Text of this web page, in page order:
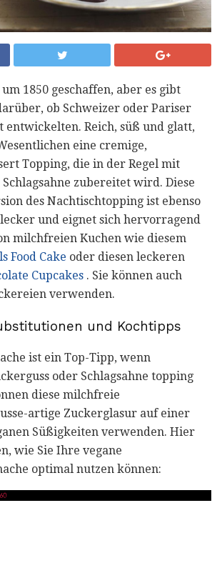
1850 geschaffen, aber es gibt
ob Schweizer oder Pariser
entwickelten. Reich, süß und glatt,
eine cremige,
Topping, die in der Regel mit
zubereitet wird. Diese
des Nachtischtopping ist ebenso
und eignet sich hervorragend
milchfreien Kuchen wie diesem
Food Cake oder diesen leckeren
Cupcakes . Sie können auch
verwenden.
und Kochtipps
ist ein Top-Tipp, wenn
oder Schlagsahne topping
diese milchfreie
artige Zuckerglasur auf einer
Süßigkeiten verwenden. Hier
wie Sie Ihre vegane
optimal nutzen können: